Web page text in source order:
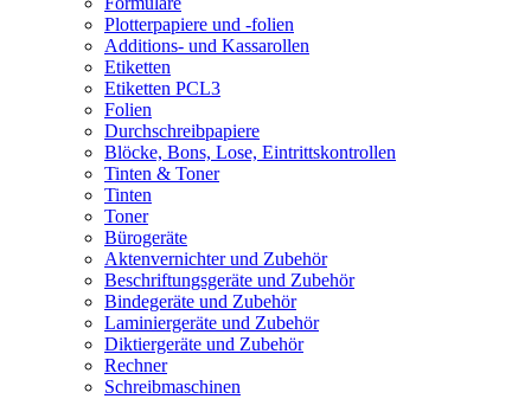
Plotterpapiere und -folien
Additions- und Kassarollen
Etiketten
Etiketten PCL3
Folien
Durchschreibpapiere
Blöcke, Bons, Lose, Eintrittskontrollen
Tinten & Toner
Tinten
Toner
Bürogeräte
Aktenvernichter und Zubehör
Beschriftungsgeräte und Zubehör
Bindegeräte und Zubehör
Laminiergeräte und Zubehör
Diktiergeräte und Zubehör
Rechner
Schreibmaschinen